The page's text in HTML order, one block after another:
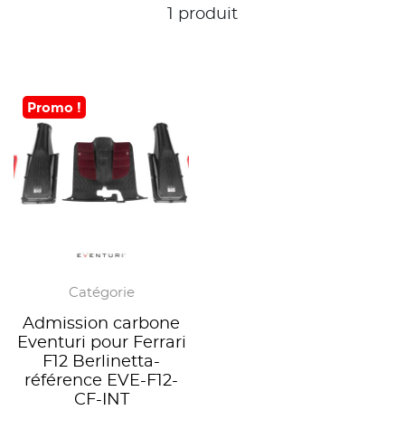
1 produit
Promo !
Catégorie
Admission carbone
Eventuri pour Ferrari
F12 Berlinetta-
référence EVE-F12-
CF-INT